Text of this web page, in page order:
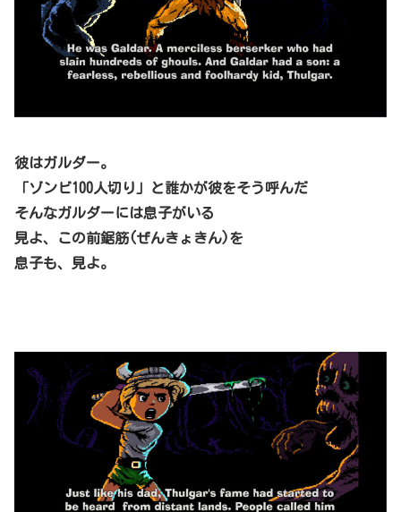
彼はガルダー。
「ゾンビ100人切り」と誰かが彼をそう呼んだ
そんなガルダーには息子がいる
見よ、この前鋸筋(ぜんきょきん)を
息子も、見よ。